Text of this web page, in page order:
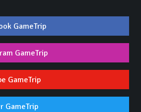
GameTrip
GameTrip
GameTrip
GameTrip